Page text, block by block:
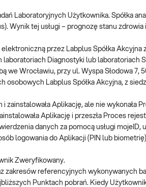
Laboratoryjnych Użytkownika. Spółka
Wynik tej usługi – prognozę stanu
przez Labplus Spółka Akcyjna
Diagnostyki lub laboratoriach
Wrocławiu, przy ul. Wyspa Słodowa 7,
Labplus Spółka Akcyjna, z
zainstalowała Aplikację, ale nie wykonała
Aplikację i przeszła Proces
danych za pomocą usługi mojeID,
logowania do Aplikacji (PIN lub
Zweryfikowany.
zakresów referencyjnych wykonywanych
Punktach pobrań. Kiedy